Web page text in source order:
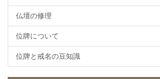
仏壇の修理
位牌について
位牌と戒名の豆知識